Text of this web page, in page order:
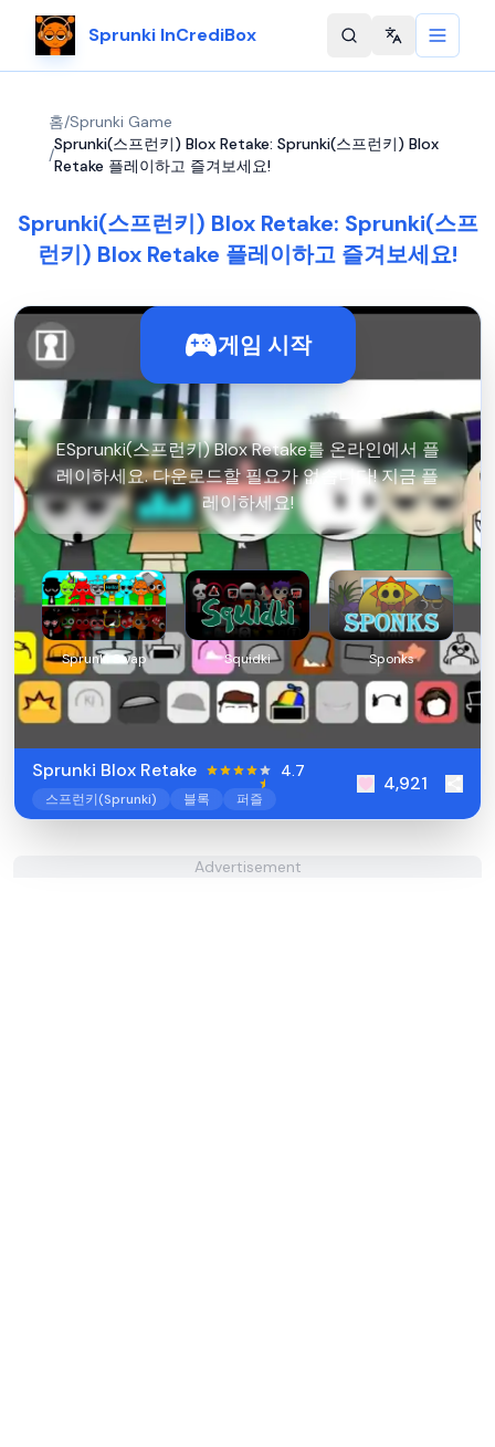
Sprunki InCrediBox Change
홈/Sprunki Game
/
Sprunki(스프런키) Blox Retake: Sprunki(스프런키) Blox
Retake 플레이하고 즐겨보세요!
Sprunki(스프런키) Blox Retake: Sprunki(스프
런키) Blox Retake 플레이하고 즐겨보세요!
게임 시작
ESprunki(스프런키) Blox Retake를 온라인에서 플
레이하세요. 다운로드할 필요가 없습니다! 지금 플
레이하세요!
Sprunki Swap Squidki Sponks
Sprunki Blox Retake 4.7
스프런키(Sprunki) 블록 퍼즐
4,921
Advertisement